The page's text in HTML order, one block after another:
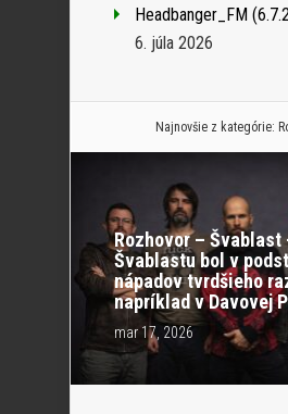
Headbanger_FM
6. júla 2026
Najnovšie z kategórie:
Rozhovor – Švablast
Švablastu bol v
nápadov tvrdšieho
napríklad v Davovej
mar 17, 2026